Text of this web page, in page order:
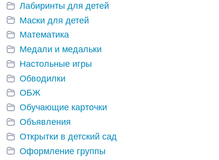
Лабиринты для детей
Маски для детей
Математика
Медали и медальки
Настольные игры
Обводилки
ОБЖ
Обучающие карточки
Объявления
Открытки в детский сад
Оформление группы